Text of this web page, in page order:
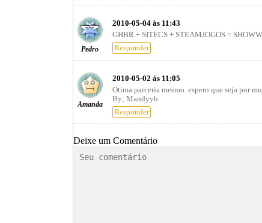
Pedro
2010-05-04 às 11:43
GHBR + SITECS + STEAMJOGOS =
Responder
Amanda
2010-05-02 às 11:05
Otima parceria mesmo. espero que seja por
By; Mandyyh
Responder
Deixe um Comentário